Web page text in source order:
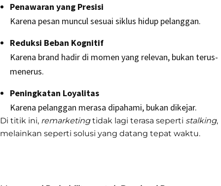
Penawaran yang Presisi
Karena pesan muncul sesuai siklus hidup pelanggan.
Reduksi Beban Kognitif
Karena brand hadir di momen yang relevan, bukan terus-
menerus.
Peningkatan Loyalitas
Karena pelanggan merasa dipahami, bukan dikejar.
Di titik ini, remarketingtidak lagi terasa seperti stalking,
melainkan seperti solusi yang datang tepat waktu.